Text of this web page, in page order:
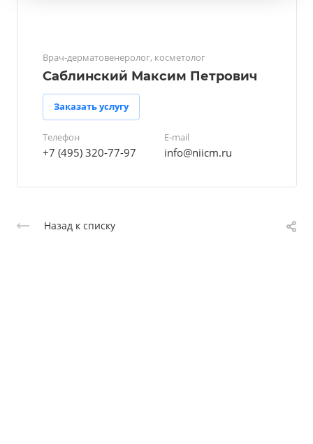
Врач-дерматовенеролог, косметолог
Саблинский Максим Петрович
Заказать услугу
Телефон
+7 (495) 320-77-97
E-mail
info@niicm.ru
Назад к списку